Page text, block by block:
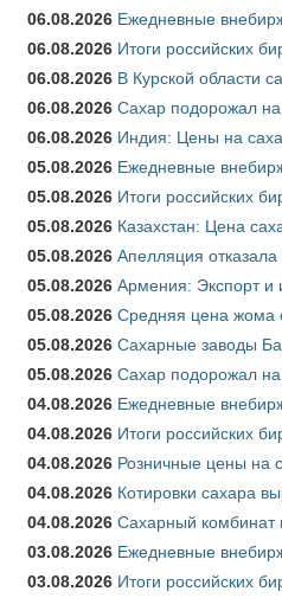
06.08.2026 Ежедневные
06.08.2026 Итоги российских
06.08.2026 В Курской области
06.08.2026 Сахар подорожал
06.08.2026 Индия: Цены на
05.08.2026 Ежедневные
05.08.2026 Итоги российских
05.08.2026 Казахстан: Цена
05.08.2026 Апелляция
05.08.2026 Армения: Экспорт и
05.08.2026 Средняя цена жома
05.08.2026 Сахарные заводы
05.08.2026 Сахар подорожал
04.08.2026 Ежедневные
04.08.2026 Итоги российских
04.08.2026 Розничные цены на
04.08.2026 Котировки сахара
04.08.2026 Сахарный комбинат
03.08.2026 Ежедневные
03.08.2026 Итоги российских